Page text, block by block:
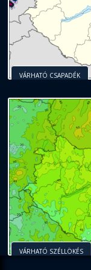
VÁRHATÓ CSAPADÉK
VÁRHATÓ SZÉLLÖKÉS